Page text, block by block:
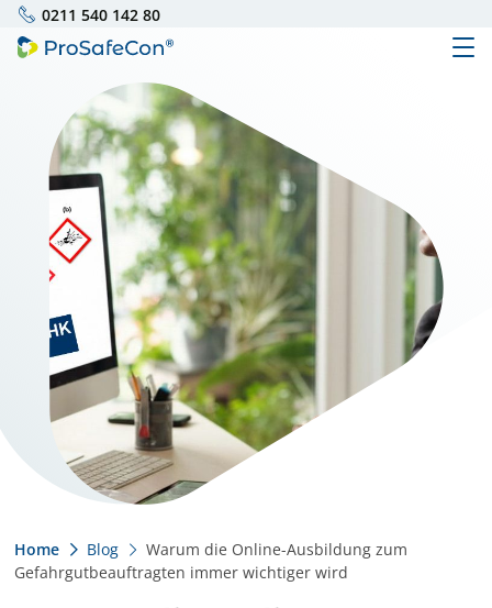
0211 540 142 80
Home Blog
Warum die Online-Ausbildung zum
Gefahrgutbeauftragten immer wichtiger wird